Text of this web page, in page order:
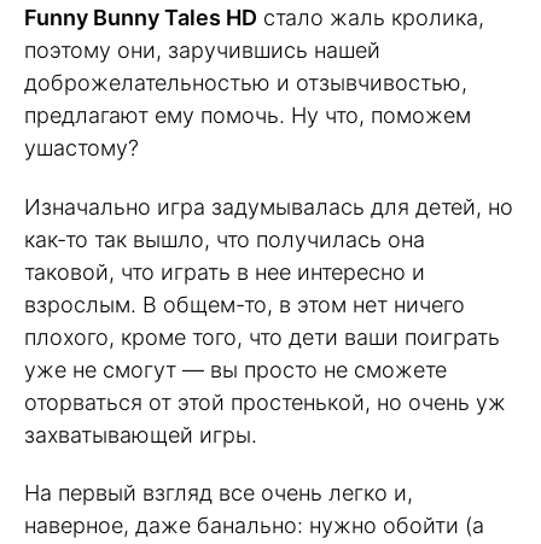
Funny Bunny Tales HD стало жаль кролика,
поэтому они, заручившись нашей
доброжелательностью и отзывчивостью,
предлагают ему помочь. Ну что, поможем
ушастому?
Изначально игра задумывалась для детей, но
как-то так вышло, что получилась она
таковой, что играть в нее интересно и
взрослым. В общем-то, в этом нет ничего
плохого, кроме того, что дети ваши поиграть
уже не смогут — вы просто не сможете
оторваться от этой простенькой, но очень уж
захватывающей игры.
На первый взгляд все очень легко и,
наверное, даже банально: нужно обойти (а